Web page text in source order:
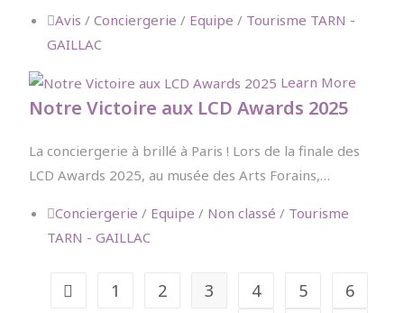
Avis /Conciergerie / Equipe / Tourisme TARN -
GAILLAC
Learn More
Notre Victoire aux LCD Awards 2025
La conciergerie à brillé à Paris ! Lors de la finale des
LCD Awards 2025, au musée des Arts Forains,…
Conciergerie / Equipe / Non classé / Tourisme
TARN - GAILLAC
1 2 3 4 5
6